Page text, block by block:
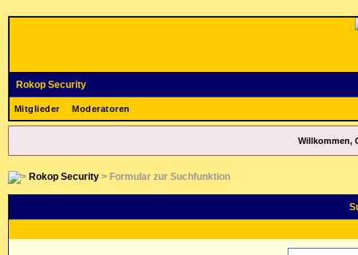
Rokop Security
Mitglieder Moderatoren
Willkommen,
Rokop Security> Formular zur Suchfunktion